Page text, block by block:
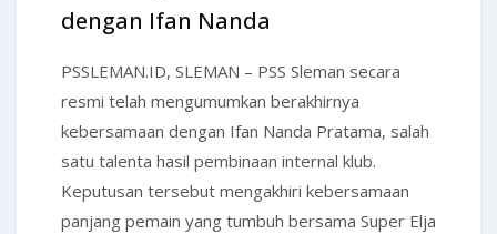
dengan Ifan Nanda
PSSLEMAN.ID, SLEMAN – PSS Sleman secara
resmi telah mengumumkan berakhirnya
kebersamaan dengan Ifan Nanda Pratama, salah
satu talenta hasil pembinaan internal klub.
Keputusan tersebut mengakhiri kebersamaan
panjang pemain yang tumbuh bersama Super Elja